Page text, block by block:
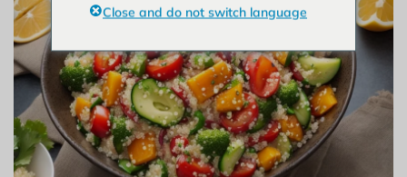
Close and do not switch language